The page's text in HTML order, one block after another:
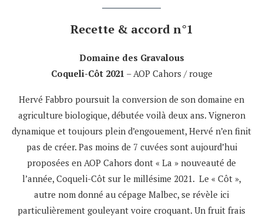
Recette & accord n°1
Domaine des Gravalous
Coqueli-Côt 2021 – AOP Cahors / rouge
Hervé Fabbro poursuit la conversion de son domaine en
agriculture biologique, débutée voilà deux ans. Vigneron
dynamique et toujours plein d’engouement, Hervé n’en finit
pas de créer. Pas moins de 7 cuvées sont aujourd’hui
proposées en AOP Cahors dont « La » nouveauté de
l’année, Coqueli-Côt sur le millésime 2021. Le « Côt »,
autre nom donné au cépage Malbec, se révèle ici
particulièrement gouleyant voire croquant. Un fruit frais